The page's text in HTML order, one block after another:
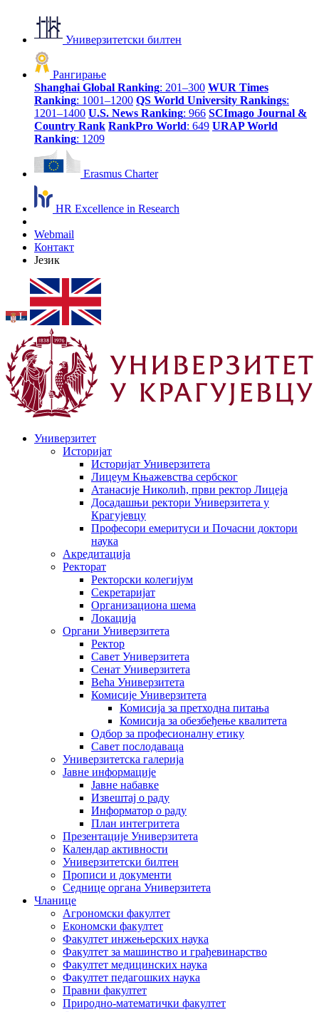
Универзитетски билтен
Рангирање
Shanghai Global Ranking: 201–300 WUR Times
Ranking: 1001–1200 QS World University Rankings:
1201–1400 U.S. News Ranking: 966 SCImago Journal &
Country Rank RankPro World: 649 URAP World
Ranking: 1209
Erasmus Charter
HR Excellence in Research
Webmail
Контакт
Језик
Универзитет
Историјат
Историјат Универзитета
Лицеум Књажевства сербског
Атанасије Николић, први ректор Лицеја
Досадашњи ректори Универзитета у
Крагујевцу
Професори емеритуси и Почасни доктори
наука
Акредитација
Ректорат
Ректорски колегијум
Секретаријат
Организациона шема
Локација
Органи Универзитета
Ректор
Савет Универзитета
Сенат Универзитета
Већа Универзитета
Комисије Универзитета
Комисија за претходна питања
Комисија за обезбеђење квалитета
Одбор за професионалну етику
Савет послодаваца
Универзитетска галерија
Јавне информације
Јавне набавке
Извештај о раду
Информатор о раду
План интегритета
Презентације Универзитета
Календар активности
Универзитетски билтен
Прописи и документи
Седнице органа Универзитета
Чланице
Агрономски факултет
Економски факултет
Факултет инжењерских наука
Факултет за машинство и грађевинарство
Факултет медицинских наука
Факултет педагошких наука
Правни факултет
Природно-математички факултет